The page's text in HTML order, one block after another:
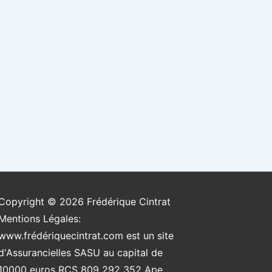
© 2026 Frédérique Cintrat
Légales:
est un site
SASU au capital de
euros RCS 809 292 352 Ape